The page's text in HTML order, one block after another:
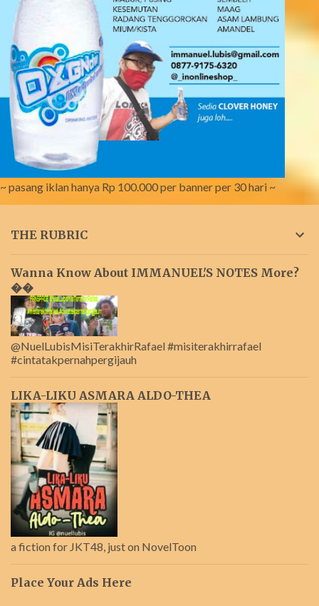
~ pasang iklan hanya Rp 100.000 per banner per 30 hari ~
THE RUBRIC
Wanna Know About IMMANUEL'S NOTES More?
��
@NuelLubisMisiTerakhirRafael #misiterakhirrafael
#cintatakpernahpergijauh
LIKA-LIKU ASMARA ALDO-THEA
a fiction for JKT48, just on NovelToon
Place Your Ads Here